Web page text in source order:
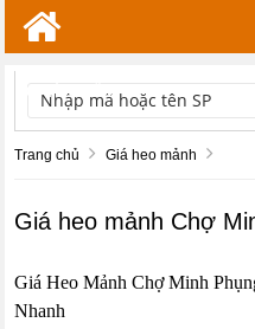
TÌM KIẾM
Trang chủ Giá heo mảnh
Giá heo mảnh Chợ
Giá Heo Mảnh Chợ Minh
Nhanh